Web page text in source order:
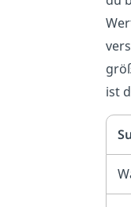
ist